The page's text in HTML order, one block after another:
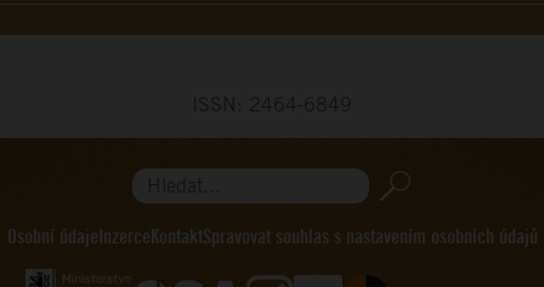
Hledat...
Osobní údaje Inzerce KontaktSpravovat souhlas s nastavením osobních údajů